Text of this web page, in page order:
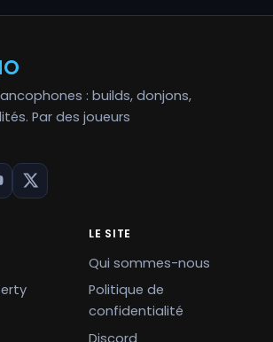
: builds, donjons,
Par des joueurs
LE SITE
Qui sommes-nous
Politique de
confidentialité
Discord